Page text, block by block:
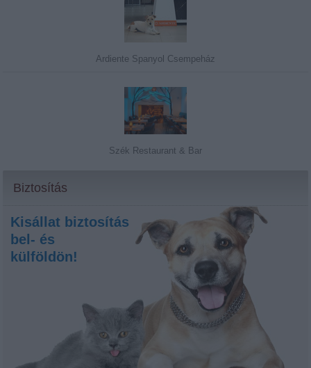
Ardiente Spanyol Csempeház
Szék Restaurant & Bar
Biztosítás
Kisállat biztosítás
bel- és
külföldön!